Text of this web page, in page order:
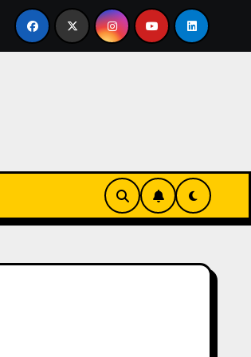
El primer tour de la India Chiquitina